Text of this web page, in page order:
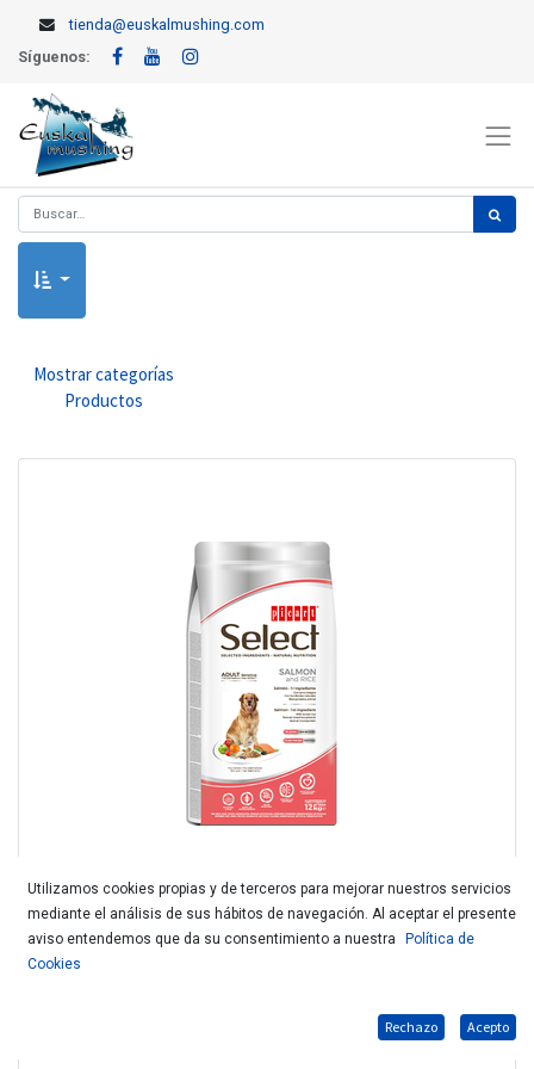
tienda@euskalmushing.com
Síguenos:
Mostrar categorías
Productos
SELECT ADULT SENSITIVE SALMON&RICE 3KG
Utilizamos cookies propias y de terceros para mejorar nuestros servicios
mediante el análisis de sus hábitos de navegación. Al aceptar el presente
aviso entendemos que da su consentimiento a nuestra
Política de
Cookies
Rechazo Acepto